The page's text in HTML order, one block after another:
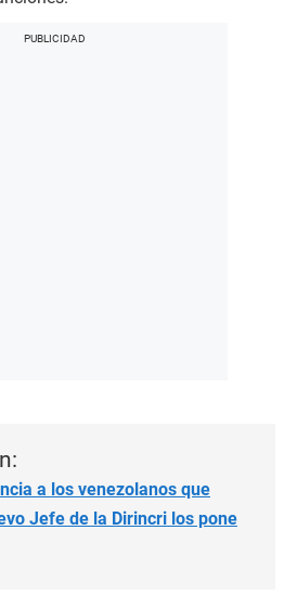
a los venezolanos que
Jefe de la Dirincri los pone